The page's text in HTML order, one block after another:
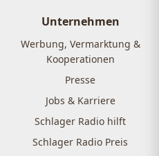
Unternehmen
Werbung, Vermarktung &
Kooperationen
Presse
Jobs & Karriere
Schlager Radio hilft
Schlager Radio Preis